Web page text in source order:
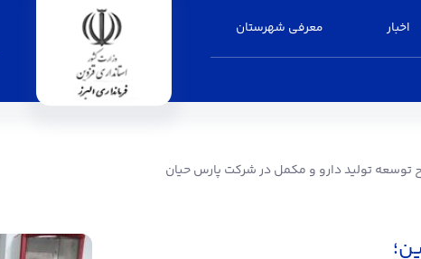
اخبار معرفی شهرستان
توسعه تولید دارو و مکمل در شرکت پارس حیان